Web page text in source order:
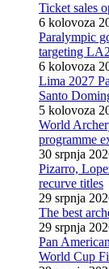
Ticket sales
6 kolovoza
Paralympic
targeting
6 kolovoza
Lima 2027
Santo
5 kolovoza
World
programme
30 srpnja
Pizarro,
recurve titles
29 srpnja
The best
29 srpnja
Pan
World Cup